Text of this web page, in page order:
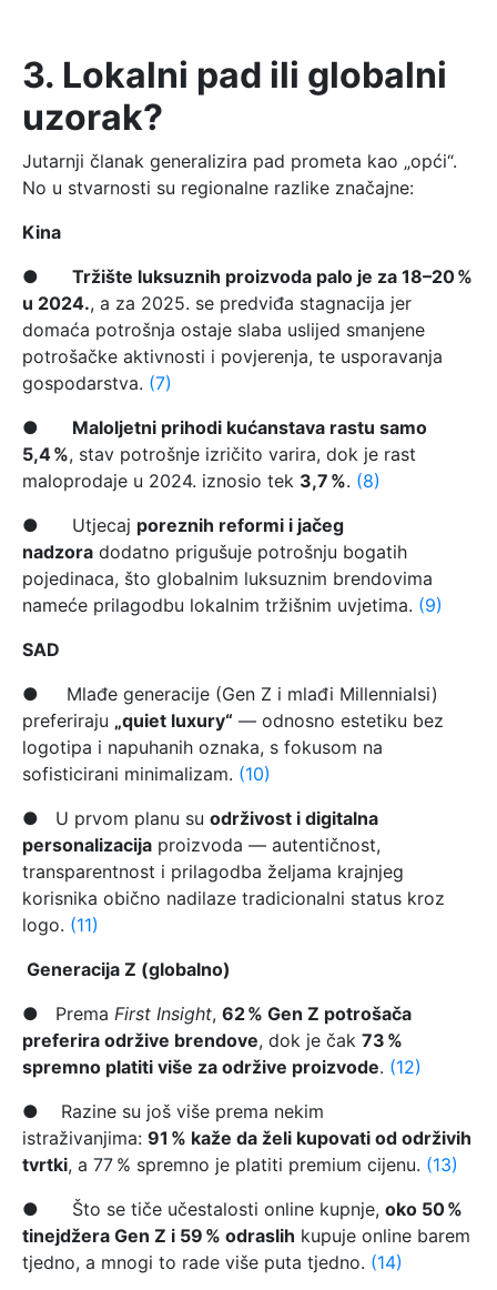
3. Lokalni pad ili globalni
uzorak?
Jutarnji članak generalizira pad prometa kao „opći“.
No u stvarnosti su regionalne razlike značajne:
Kina
● Tržište luksuznih proizvoda palo je za 18–20 %
u 2024., a za 2025. se predviđa stagnacija jer
domaća potrošnja ostaje slaba uslijed smanjene
potrošačke aktivnosti i povjerenja, te usporavanja
gospodarstva. (7)
● Maloljetni prihodi kućanstava rastu samo
5,4 %, stav potrošnje izričito varira, dok je rast
maloprodaje u 2024. iznosio tek 3,7 %. (8)
● Utjecaj poreznih reformi i jačeg
nadzora dodatno prigušuje potrošnju bogatih
pojedinaca, što globalnim luksuznim brendovima
nameće prilagodbu lokalnim tržišnim uvjetima. (9)
SAD
● Mlađe generacije (Gen Z i mlađi Millennialsi)
preferiraju „quiet luxury“ — odnosno estetiku bez
logotipa i napuhanih oznaka, s fokusom na
sofisticirani minimalizam. (10)
● U prvom planu su održivost i digitalna
personalizacija proizvoda — autentičnost,
transparentnost i prilagodba željama krajnjeg
korisnika obično nadilaze tradicionalni status kroz
logo. (11)
Generacija Z (globalno)
● Prema First Insight, 62 % Gen Z potrošača
preferira održive brendove, dok je čak 73 %
spremno platiti više za održive proizvode. (12)
● Razine su još više prema nekim
istraživanjima: 91 % kaže da želi kupovati od održivih
tvrtki, a 77 % spremno je platiti premium cijenu. (13)
● Što se tiče učestalosti online kupnje, oko 50 %
tinejdžera Gen Z i 59 % odraslih kupuje online barem
tjedno, a mnogi to rade više puta tjedno. (14)